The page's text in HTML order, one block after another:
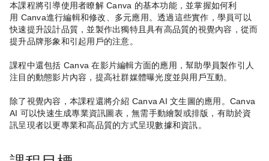
本課程將引導使用者瞭解Canva 的基本功能，並掌握如何利
用 Canva進行編輯和修改、多元應用。透過這些實作，學員可以
快速提升設計品質，並製作出獨特且具有高品質的視覺內容，從而
提升品牌形象和引起用戶的注意。
課程中還包括 Canva在影片編輯方面的應用，幫助學員製作引人
注目的動態影片內容，提高社群媒體曝光度並與用戶互動。
除了視覺內容，本課程還將介紹 Canva AI 文生圖的應用。 Canva
AI 可以快速生成專業資訊圖表，無需手動繪製或排版，有助於資
訊呈現者以更專業和高品質的方式呈現數據和資訊。